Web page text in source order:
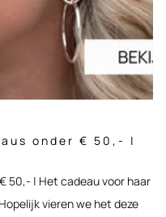
onder € 50,- |
50,- | Het cadeau voor haar
vieren we het deze